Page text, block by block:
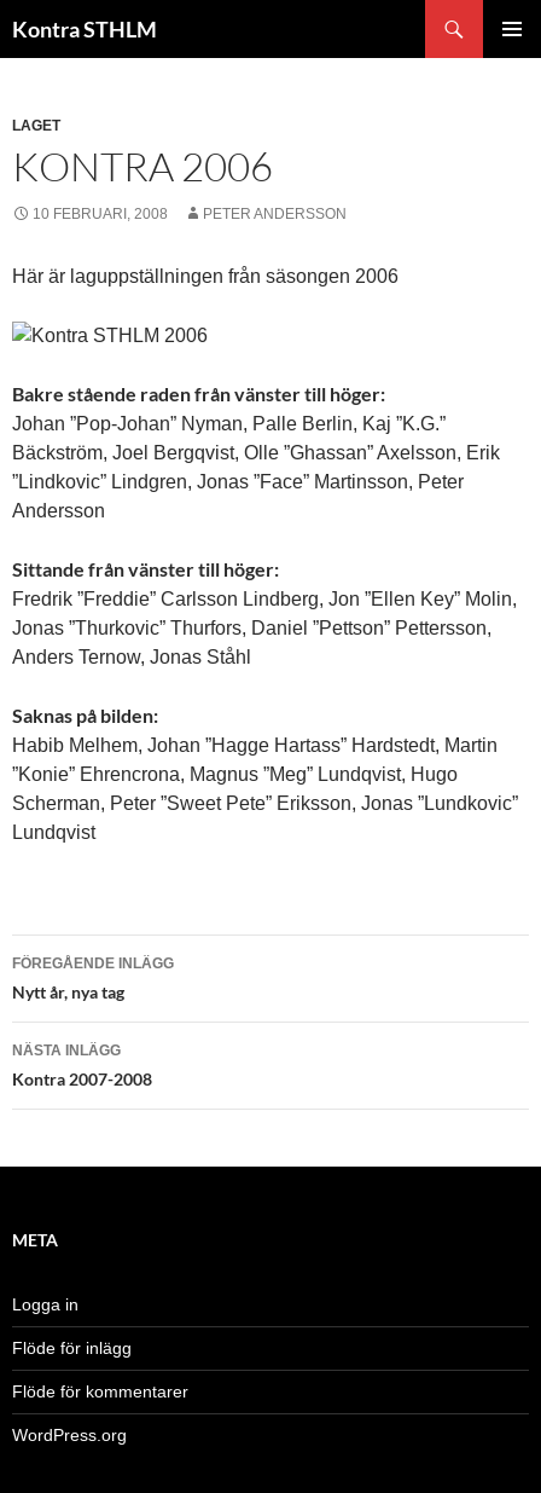
tillKontra STHLM
LAGET
KONTRA 2006
10 FEBRUARI, 2008 PETER ANDERSSON
Här är laguppställningen från säsongen 2006
Bakre stående raden från vänster till höger:
Johan ”Pop-Johan” Nyman, Palle Berlin, Kaj ”K.G.”
Bäckström, Joel Bergqvist, Olle ”Ghassan” Axelsson, Erik
”Lindkovic” Lindgren, Jonas ”Face” Martinsson, Peter
Andersson
Sittande från vänster till höger:
Fredrik ”Freddie” Carlsson Lindberg, Jon ”Ellen Key” Molin,
Jonas ”Thurkovic” Thurfors, Daniel ”Pettson” Pettersson,
Anders Ternow, Jonas Ståhl
Saknas på bilden:
Habib Melhem, Johan ”Hagge Hartass” Hardstedt, Martin
”Konie” Ehrencrona, Magnus ”Meg” Lundqvist, Hugo
Scherman, Peter ”Sweet Pete” Eriksson, Jonas ”Lundkovic”
Lundqvist
Inläggsnavigering
FÖREGÅENDE INLÄGG
Nytt år, nya tag
NÄSTA INLÄGG
Kontra 2007-2008
META
Logga in
Flöde för inlägg
Flöde för kommentarer
WordPress.org